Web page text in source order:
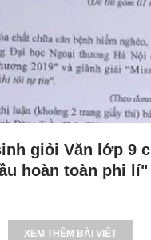
giỏi Văn lớp 9
hoàn toàn phi lí"
XEM THÊM BÀI VIẾT